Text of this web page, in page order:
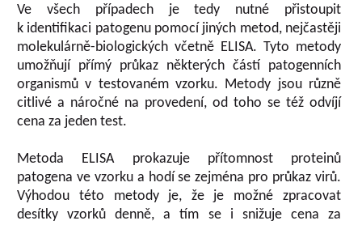
Ve všech případech je tedy nutné přistoupit
k identifikaci patogenu pomocí jiných metod, nejčastěji
molekulárně-biologických včetně ELISA. Tyto metody
umožňují přímý průkaz některých částí patogenních
organismů v testovaném vzorku. Metody jsou různě
citlivé a náročné na provedení, od toho se též odvíjí
cena za jeden test.
Metoda ELISA prokazuje přítomnost proteinů
patogena ve vzorku a hodí se zejména pro průkaz virů.
Výhodou této metody je, že je možné zpracovat
desítky vzorků denně, a tím se i snižuje cena za